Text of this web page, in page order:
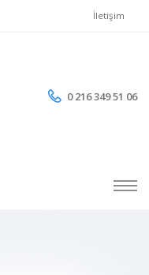
İletişim
0 216 349 51 06